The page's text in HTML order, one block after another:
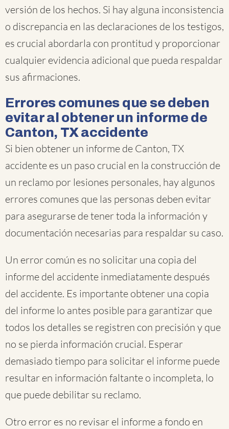
versión de los hechos. Si hay alguna inconsistencia
o discrepancia en las declaraciones de los testigos,
es crucial abordarla con prontitud y proporcionar
cualquier evidencia adicional que pueda respaldar
sus afirmaciones.
Errores comunes que se deben
evitar al obtener un informe de
Canton, TX accidente
Si bien obtener un informe de Canton, TX
accidente es un paso crucial en la construcción de
un reclamo por lesiones personales, hay algunos
errores comunes que las personas deben evitar
para asegurarse de tener toda la información y
documentación necesarias para respaldar su caso.
Un error común es no solicitar una copia del
informe del accidente inmediatamente después
del accidente. Es importante obtener una copia
del informe lo antes posible para garantizar que
todos los detalles se registren con precisión y que
no se pierda información crucial. Esperar
demasiado tiempo para solicitar el informe puede
resultar en información faltante o incompleta, lo
que puede debilitar su reclamo.
Otro error es no revisar el informe a fondo en